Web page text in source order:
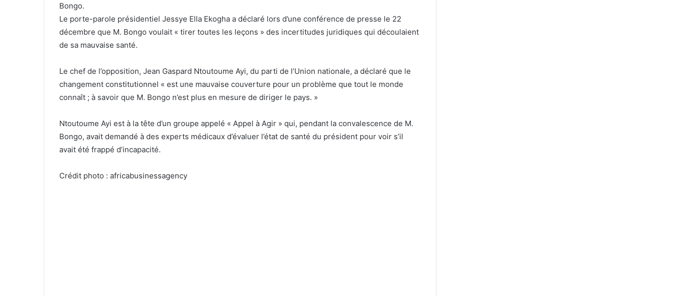
Bongo.
Le porte-parole présidentiel Jessye Ella Ekogha a déclaré lors d’une conférence de presse le 22
décembre que M. Bongo voulait « tirer toutes les leçons » des incertitudes juridiques qui découlaient
de sa mauvaise santé.
Le chef de l’opposition, Jean Gaspard Ntoutoume Ayi, du parti de l’Union nationale, a déclaré que le
changement constitutionnel « est une mauvaise couverture pour un problème que tout le monde
connaît ; à savoir que M. Bongo n’est plus en mesure de diriger le pays. »
Ntoutoume Ayi est à la tête d’un groupe appelé « Appel à Agir » qui, pendant la convalescence de M.
Bongo, avait demandé à des experts médicaux d’évaluer l’état de santé du président pour voir s’il
avait été frappé d’incapacité.
Crédit photo : africabusinessagency